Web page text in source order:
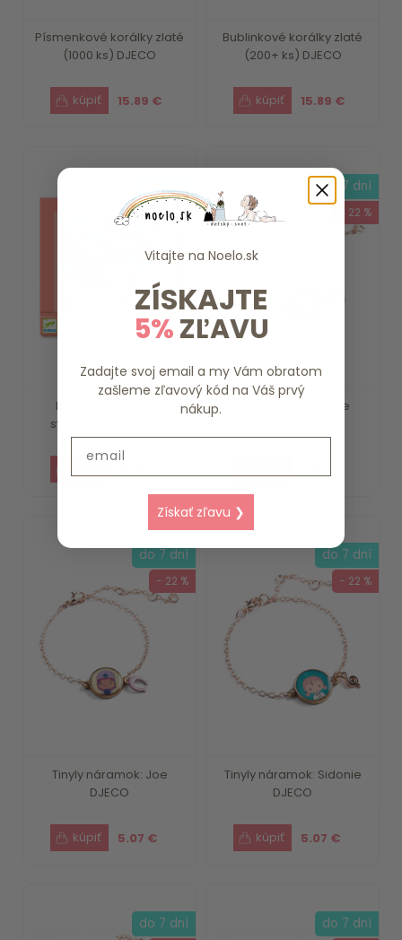
Písmenkové korálky zlaté
(1000 ks) DJECO
15.89 €
Bublinkové korálky zlaté
(200+ ks) DJECO
15.89 €
Bublinkové korálky
strieborné (200+ ks)
DJECO
Tinyly náramok: Elfe
do 7 dní
- 22 %
Tinyly náramok: Joe
DJECO
5.07 €
do 7 dní
- 22 %
Tinyly náramok: Sidonie
DJECO
5.07 €
do 7 dní
- 22 %
do 7 dní do 7 dní
Vitajte na Noelo.sk
ZÍSKAJTE
5%ZĽAVU
Zadajte svoj email a my Vám obratom
zašleme zľavový kód na Váš prvý
nákup.
Získať zľavu ❯